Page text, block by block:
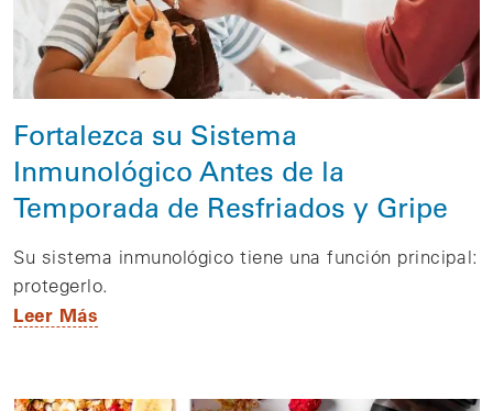
Fortalezca su Sistema
Inmunológico Antes de la
Temporada de Resfriados y Gripe
Su sistema inmunológico tiene una función principal:
protegerlo.
Leer Más